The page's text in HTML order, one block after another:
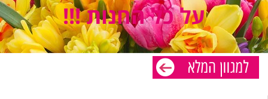
על כל החנות !!!